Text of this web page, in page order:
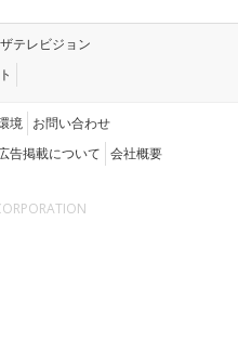
テレビジョン
境 お問い合わせ
告掲載について 会社概要